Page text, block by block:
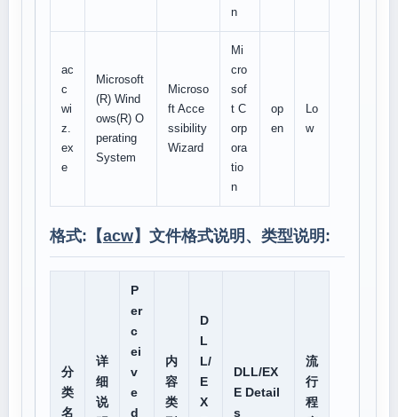
n
ac
c
wi
z.
ex
e
Microsoft
(R) Wind
ows(R) O
perating
System
Microso
ft Acce
ssibility
Wizard
Mi
cro
sof
t C
orp
ora
tio
n
op
en
Lo
w
格式:【acw】文件格式说明、类型说明:
分
类
名
详
细
说
P
er
c
ei
v
e
d
内
容
类
D
L
L/
E
X
DLL/EX
E Detail
s
流
行
程